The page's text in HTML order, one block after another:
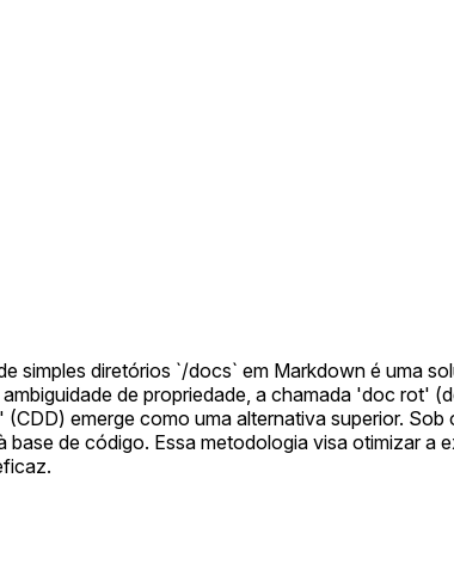
simples diretórios `/docs` em Markdown é uma
de propriedade, a chamada 'doc rot'
emerge como uma alternativa superior.
de código. Essa metodologia visa otimizar a